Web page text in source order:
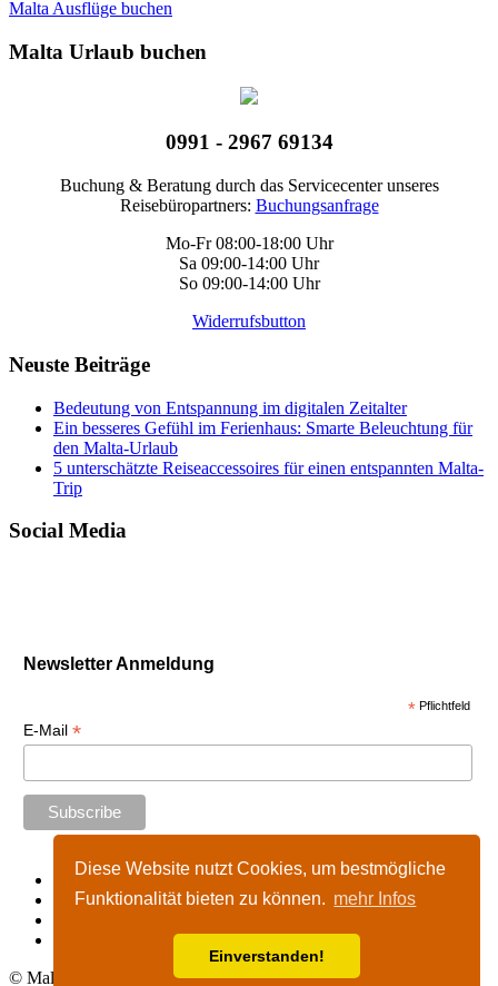
Diese Website nutzt Cookies, um bestmögliche
Funktionalität bieten zu können. mehr Infos
Einverstanden!
Malta Ausflüge buchen
Malta Urlaub buchen
0991 - 2967 69134
Buchung & Beratung durch das Servicecenter unseres
Reisebüropartners: Buchungsanfrage
Mo-Fr 08:00-18:00 Uhr
Sa 09:00-14:00 Uhr
So 09:00-14:00 Uhr
Widerrufsbutton
Neuste Beiträge
Bedeutung von Entspannung im digitalen Zeitalter
Ein besseres Gefühl im Ferienhaus: Smarte Beleuchtung für
den Malta-Urlaub
5 unterschätzte Reiseaccessoires für einen entspannten Malta-
Trip
Social Media
Newsletter Anmeldung
* Pflichtfeld
E-Mail *
Start
Impressum
Nutzungshinweise
© Malta-Tours.de - online seit 2002 - 2026